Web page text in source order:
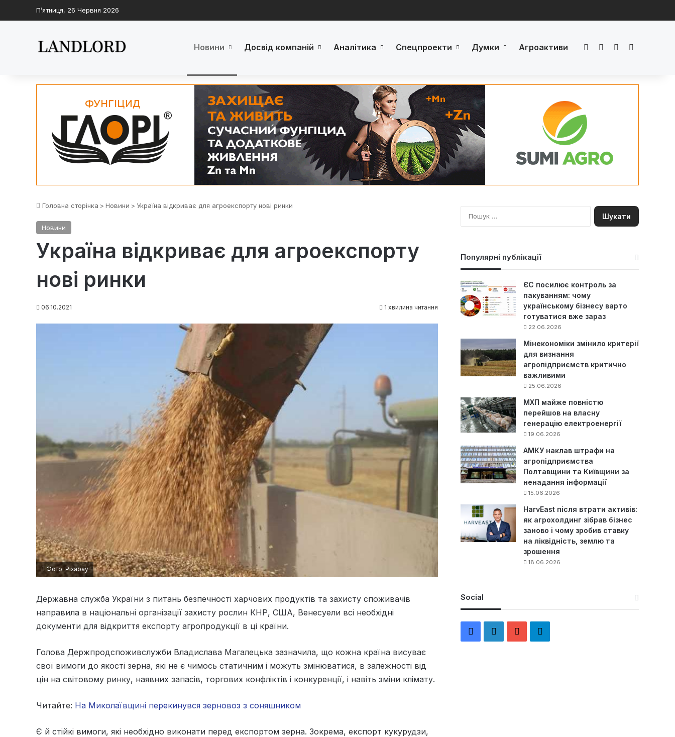
П’ятниця, 26 Червня 2026
Новини Досвід компаній Аналітика Спецпроекти Думки Агроактиви FacebookLinkedInYouTube
Головна сторінка > Новини > Україна відкриває для агроекспорту нові ринки
Новини
Україна відкриває для агроекспорту
нові ринки
06.10.2021 1 хвилина читання
Фото: Pixabay
Державна служба України з питань безпечності харчових продуктів та захисту споживачів
направила в національні організації захисту рослин КНР, США, Венесуели всі необхідні
документи для відкриття експорту агропродукції в ці країни.
Голова Держпродспоживслужби Владислава Магалецька зазначила, що кожна країна висуває
свої вимоги до якості зерна, які не є чимось статичним і можуть змінюватися, в залежності від
цін на світовому ринку, наявних запасів, торгових конфліктів і конкуренції, і навіть зміни клімату.
Читайте: На Миколаївщині перекинувся зерновоз з соняшником
Є й стійкі вимоги, які необхідно виконати перед експортом зерна. Зокрема, експорт кукурудзи,
П
о
Популярні публікації
ЄС посилює контроль за
пакуванням: чому
українському бізнесу варто
готуватися вже зараз
22.06.2026
Мінекономіки змінило критерії
для визнання
агропідприємств критично
важливими
25.06.2026
МХП майже повністю
перейшов на власну
генерацію електроенергії
19.06.2026
АМКУ наклав штрафи на
агропідприємства
Полтавщини та Київщини за
ненадання інформації
15.06.2026
HarvEast після втрати активів:
як агрохолдинг зібрав бізнес
заново і чому зробив ставку
на ліквідність, землю та
зрошення
18.06.2026
Social